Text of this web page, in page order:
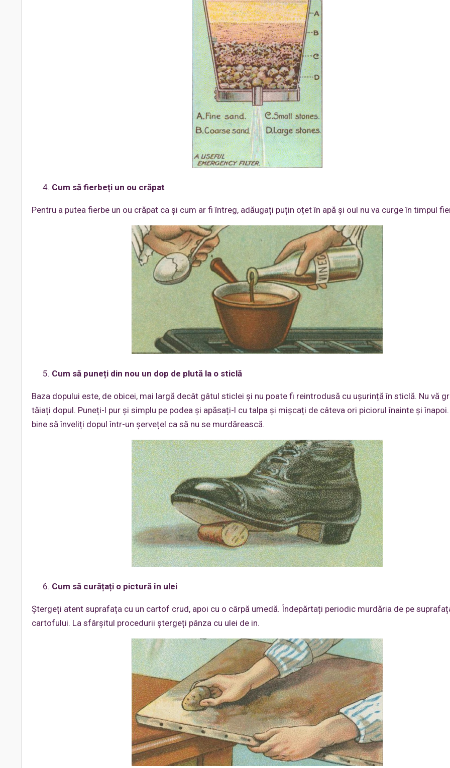
Cum să fierbeți un ou crăpat
Pentru a putea fierbe un ou crăpat ca și cum ar fi întreg, adăugați puțin oțet în apă și oul nu va curge în timpul
Cum să puneți din nou un dop de plută la o sticlă
Baza dopului este, de obicei, mai largă decât gâtul sticlei și nu poate fi reintrodusă cu ușurință în sticlă. Nu vă
tăiați dopul. Puneți-l pur și simplu pe podea și apăsați-l cu talpa și mișcați de câteva ori piciorul înainte și
bine să înveliți dopul într-un șervețel ca să nu se murdărească.
Cum să curățați o pictură în ulei
Ștergeți atent suprafața cu un cartof crud, apoi cu o cârpă umedă. Îndepărtați periodic murdăria de pe
cartofului. La sfârșitul procedurii ștergeți pânza cu ulei de in.